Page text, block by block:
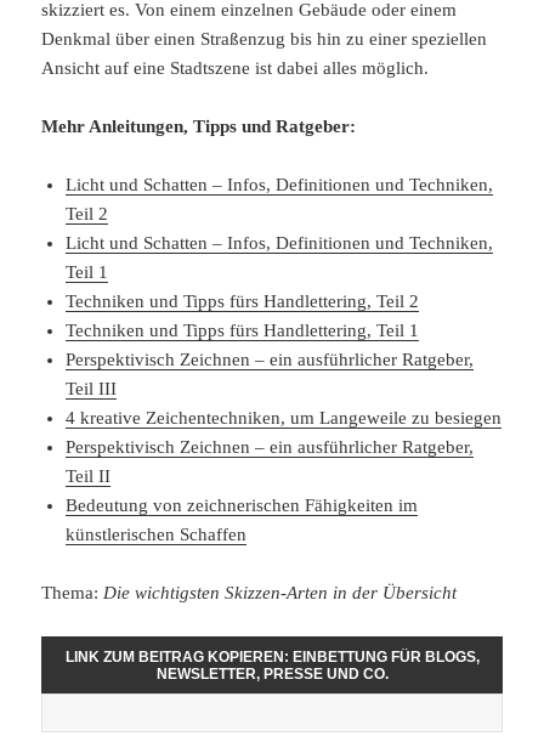
skizziert es. Von einem einzelnen Gebäude oder einem
Denkmal über einen Straßenzug bis hin zu einer speziellen
Ansicht auf eine Stadtszene ist dabei alles möglich.
Mehr Anleitungen, Tipps und Ratgeber:
Licht und Schatten – Infos, Definitionen und Techniken,
Teil 2
Licht und Schatten – Infos, Definitionen und Techniken,
Teil 1
Techniken und Tipps fürs Handlettering, Teil 2
Techniken und Tipps fürs Handlettering, Teil 1
Perspektivisch Zeichnen – ein ausführlicher Ratgeber,
Teil III
4 kreative Zeichentechniken, um Langeweile zu besiegen
Perspektivisch Zeichnen – ein ausführlicher Ratgeber,
Teil II
Bedeutung von zeichnerischen Fähigkeiten im
künstlerischen Schaffen
Thema: Die wichtigsten Skizzen-Arten in der Übersicht
LINK ZUM BEITRAG KOPIEREN: EINBETTUNG FÜR BLOGS,
NEWSLETTER, PRESSE UND CO.